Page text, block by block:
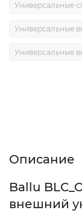
Универсальные
Универсальные
Универсальные
Описание
Ballu
внешний